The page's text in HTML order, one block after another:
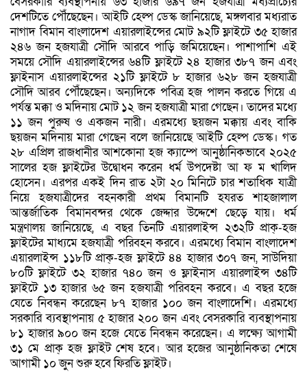
দেশটিতে পৌঁছেছেন। আইটি হেল্প ডেস্ক জানিয়েছে, মঙ্গলবার মধ্যরাত
নাগাদ বিমান বাংলাদেশ এয়ারলাইন্সের মোট ৯২টি ফ্লাইটে ৩৫ হাজার
২৪৬ জন হজযাত্রী সৌদি আরবে পাড়ি জমিয়েছেন। পাশাপাশি এই
সময়ে সৌদি এয়ারলাইন্সের ৬৪টি ফ্লাইটে ২৪ হাজার ৩৮৭ জন এবং
ফ্লাইনাস এয়ারলাইন্সের ২১টি ফ্লাইটে ৮ হাজার ৬২৮ জন হজযাত্রী
সৌদি আরব পৌঁছেছেন। অন্যদিকে পবিত্র হজ পালন করতে গিয়ে এ
পর্যন্ত মক্কা ও মদিনায় মোট ১২ জন হজযাত্রী মারা গেছেন। তাদের মধ্যে
১১ জন পুরুষ ও একজন নারী। এরমধ্যে ছয়জন মক্কায় এবং বাকি
ছয়জন মদিনায় মারা গেছেন বলে জানিয়েছে আইটি হেল্প ডেস্ক। গত
২৮ এপ্রিল রাজধানীর আশকোনা হজ ক্যাম্পে আনুষ্ঠানিকভাবে ২০২৫
সালের হজ ফ্লাইটের উদ্বোধন করেন ধর্ম উপদেষ্টা আ ফ ম খালিদ
হোসেন। এরপর একই দিন রাত ২টা ২০ মিনিটে চার শতাধিক যাত্রী
নিয়ে হজযাত্রীদের বহনকারী প্রথম বিমানটি হযরত শাহজালাল
আন্তর্জাতিক বিমানবন্দর থেকে জেদ্দার উদ্দেশে ছেড়ে যায়। ধর্ম
মন্ত্রণালয় জানিয়েছে, এ বছর তিনটি এয়ারলাইন্স ২৩২টি প্রাক্-হজ
ফ্লাইটের মাধ্যমে হজযাত্রী পরিবহন করবে। এরমধ্যে বিমান বাংলাদেশ
এয়ারলাইন্স ১১৮টি প্রাক্-হজ ফ্লাইটে ৪৪ হাজার ৩০৭ জন, সাউদিয়া
৮০টি ফ্লাইটে ৩২ হাজার ৭৪০ জন ও ফ্লাইনাস এয়ারলাইন্স ৩৪টি
ফ্লাইটে ১৩ হাজার ৬৫ জন হজযাত্রী পরিবহন করবে। এ বছর হজে
যেতে নিবন্ধন করেছেন ৮৭ হাজার ১০০ জন বাংলাদেশি। এরমধ্যে
সরকারি ব্যবস্থাপনায় ৫ হাজার ২০০ জন এবং বেসরকারি ব্যবস্থাপনায়
৮১ হাজার ৯০০ জন হজে যেতে নিবন্ধন করেছেন। এ লক্ষ্যে আগামী
৩১ মে প্রাক্ হজ ফ্লাইট শেষ হবে। আর হজের আনুষ্ঠানিকতা শেষে
আগামী ১০ জুন শুরু হবে ফিরতি ফ্লাইট।